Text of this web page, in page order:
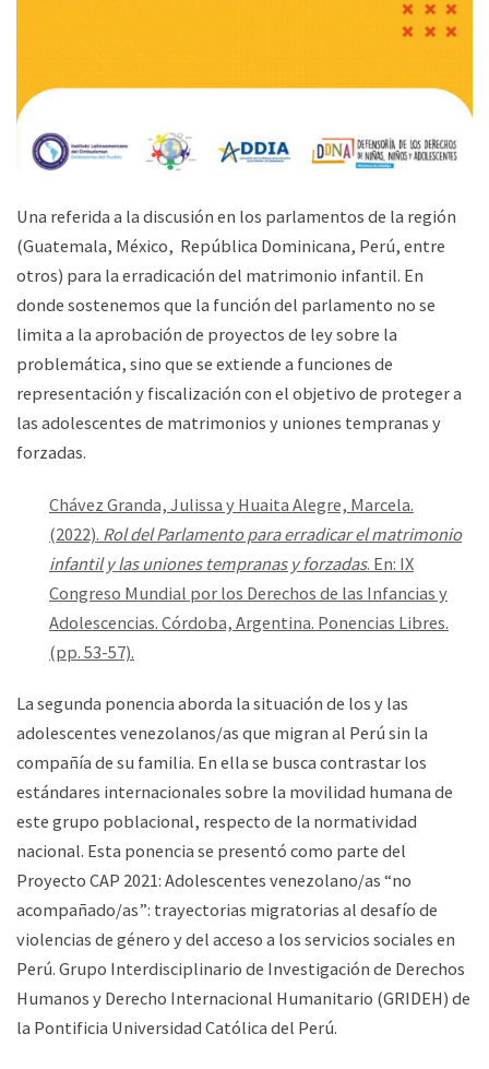
Una referida a la discusión en los parlamentos de la región
(Guatemala, México, República Dominicana, Perú, entre
otros) para la erradicación del matrimonio infantil. En
donde sostenemos que la función del parlamento no se
limita a la aprobación de proyectos de ley sobre la
problemática, sino que se extiende a funciones de
representación y fiscalización con el objetivo de proteger a
las adolescentes de matrimonios y uniones tempranas y
forzadas.
Chávez Granda, Julissa y Huaita Alegre, Marcela.
(2022). Rol del Parlamento para erradicar el matrimonio
infantil y las uniones tempranas y forzadas. En: IX
Congreso Mundial por los Derechos de las Infancias y
Adolescencias. Córdoba, Argentina. Ponencias Libres.
(pp. 53-57).
La segunda ponencia aborda la situación de los y las
adolescentes venezolanos/as que migran al Perú sin la
compañía de su familia. En ella se busca contrastar los
estándares internacionales sobre la movilidad humana de
este grupo poblacional, respecto de la normatividad
nacional. Esta ponencia se presentó como parte del
Proyecto CAP 2021: Adolescentes venezolano/as “no
acompañado/as”: trayectorias migratorias al desafío de
violencias de género y del acceso a los servicios sociales en
Perú. Grupo Interdisciplinario de Investigación de Derechos
Humanos y Derecho Internacional Humanitario (GRIDEH) de
la Pontificia Universidad Católica del Perú.